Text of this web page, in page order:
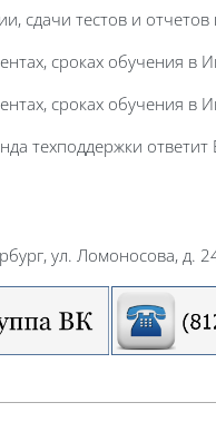
сдачи тестов и отчетов
сроках обучения в
сроках обучения в
техподдержки ответит
ул. Ломоносова, д.